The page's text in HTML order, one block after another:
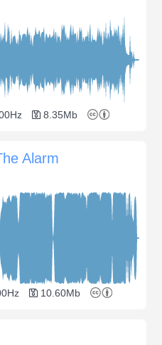
8.35Mb
Alarm
10.60Mb